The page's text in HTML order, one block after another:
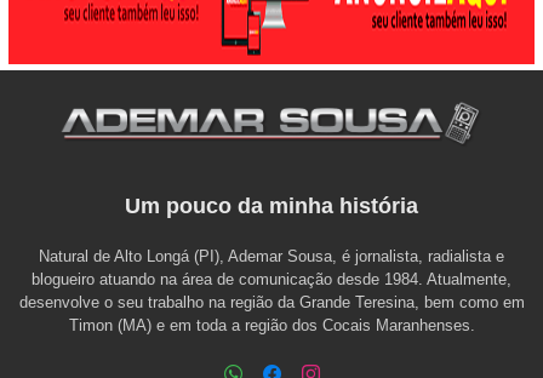
Um pouco da minha história
Natural de Alto Longá (PI), Ademar Sousa, é jornalista, radialista e
blogueiro atuando na área de comunicação desde 1984. Atualmente,
desenvolve o seu trabalho na região da Grande Teresina, bem como em
Timon (MA) e em toda a região dos Cocais Maranhenses.